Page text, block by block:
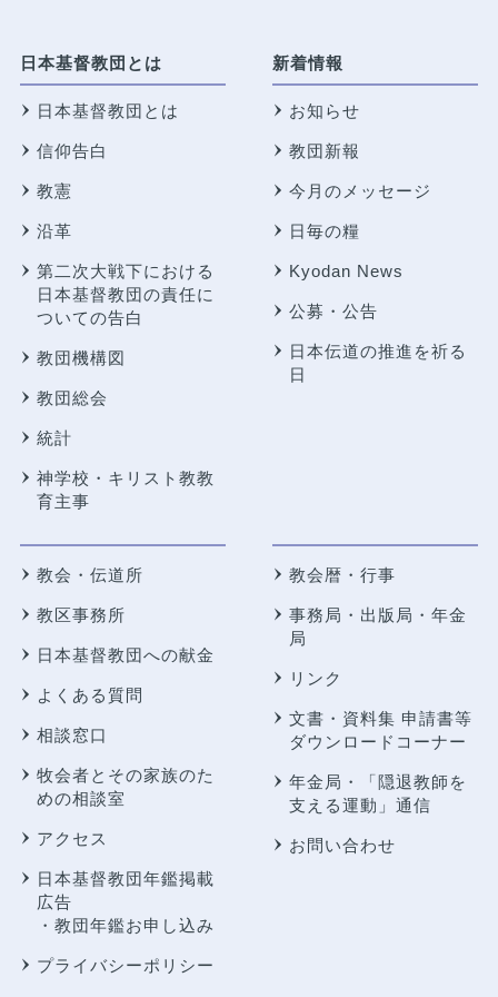
日本基督教団とは
日本基督教団とは
信仰告白
教憲
沿革
第二次大戦下における
日本基督教団の責任に
ついての告白
教団機構図
教団総会
統計
神学校・キリスト教教
育主事
新着情報
お知らせ
教団新報
今月のメッセージ
日毎の糧
Kyodan News
公募・公告
日本伝道の推進を祈る
日
教会・伝道所
教区事務所
日本基督教団への献金
よくある質問
相談窓口
牧会者とその家族のた
めの相談室
アクセス
日本基督教団年鑑掲載
広告
・教団年鑑お申し込み
プライバシーポリシー
教会暦・行事
事務局・出版局・年金
局
リンク
文書・資料集 申請書等
ダウンロードコーナー
年金局・
「隠退教師を
支える運動」通信
お問い合わせ